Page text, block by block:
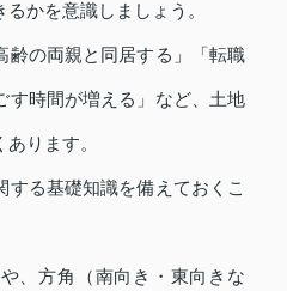
かを意識しましょう。
齢の両親と同居する」「転職
す時間が増える」など、土地
ります。
する基礎知識を備えておくこ
、方角（南向き・東向きな